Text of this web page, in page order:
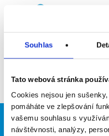
Souhlas
Tato webová stránka
Cookies nejsou jen
pomáháte ve zlepšování
vašemu souhlasu s
návštěvnosti, analýzy,
Brigádníci